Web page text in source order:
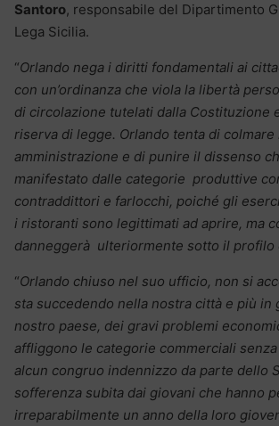
Santoro, responsabile del Dipartimento
Lega Sicilia.
“Orlando nega i diritti fondamentali ai
con un’ordinanza che viola la libertà
di circolazione tutelati dalla Costituzione
riserva di legge. Orlando tenta di
amministrazione e di punire il dissenso
manifestato dalle categorie produttive
contraddittori e farlocchi, poiché gli
i ristoranti sono legittimati ad aprire, ma
danneggerà ulteriormente sotto il profilo
“Orlando chiuso nel suo ufficio, non si
sta succedendo nella nostra città e più in
nostro paese, dei gravi problemi
affliggono le categorie commerciali
alcun congruo indennizzo da parte dello
sofferenza subita dai giovani che hanno
irreparabilmente un anno della loro